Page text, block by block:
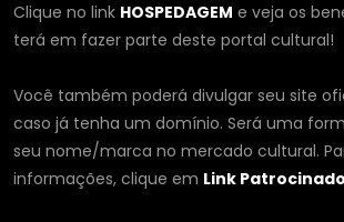
Clique no link HOSPEDAGEM e veja os
terá em fazer parte deste portal cultural!
Você também poderá divulgar seu site
caso já tenha um domínio. Será uma
seu nome/marca no mercado cultural.
informações, clique em Link